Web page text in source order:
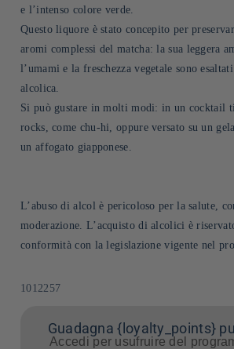
e l’intenso colore verde.
Questo liquore è stato concepito per
aromi complessi del matcha: la sua leggera
l’umami e la freschezza vegetale sono
alcolica.
Si può gustare in molti modi: in un cocktail
rocks, come chu-hi, oppure versato su un
un affogato giapponese.
L’abuso di alcol è pericoloso per la salute,
moderazione. L’acquisto di alcolici è
conformità con la legislazione vigente nel
SKU:
1012257
Guadagna {loyalty_points}
Accedi per usufruire del